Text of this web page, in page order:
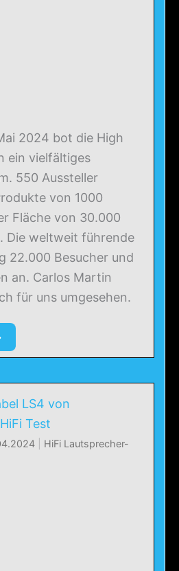
2024 bot die High
ein vielfältiges
550 Aussteller
von 1000
Fläche von 30.000
Die weltweit führende
22.000 Besucher und
an. Carlos Martin
für uns umgesehen.
LS4 von
Test
HiFi Lautsprecher-